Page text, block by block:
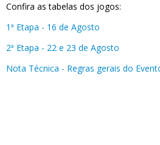
Confira as tabelas dos jogos:
1ª Etapa - 16 de Agosto
2ª Etapa - 22 e 23 de Agosto
Nota Técnica - Regras gerais do